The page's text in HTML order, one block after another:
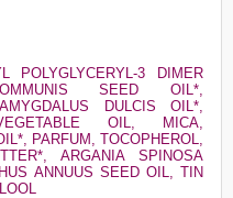
POLYGLYCERYL-3 DIMER
SEED OIL*,
DULCIS OIL*,
OIL, MICA,
PARFUM, TOCOPHEROL,
ARGANIA SPINOSA
ANNUUS SEED OIL, TIN